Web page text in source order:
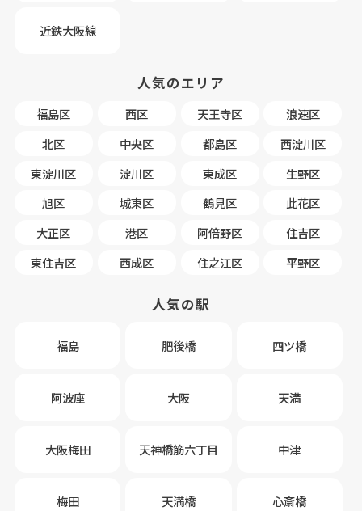
近鉄大阪線
人気のエリア
福島区 西区 天王寺区
浪速区
北区
中央区 都島区
西淀川区
東淀川区
淀川区 東成区
生野区
旭区
城東区 鶴見区
此花区
大正区
港区 阿倍野区
住吉区
東住吉区
西成区 住之江区 平野区
人気の駅
福島 肥後橋 四ツ橋
阿波座 大阪 天満
大阪梅田 天神橋筋六丁目 中津
梅田 天満橋 心斎橋